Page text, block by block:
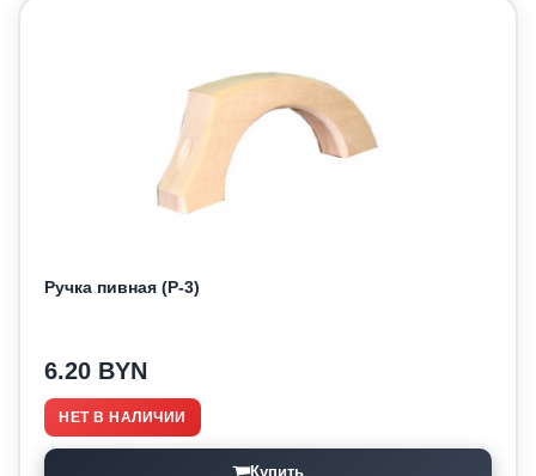
Ручка пивная (Р-3)
6.20 BYN
НЕТ В НАЛИЧИИ
Купить